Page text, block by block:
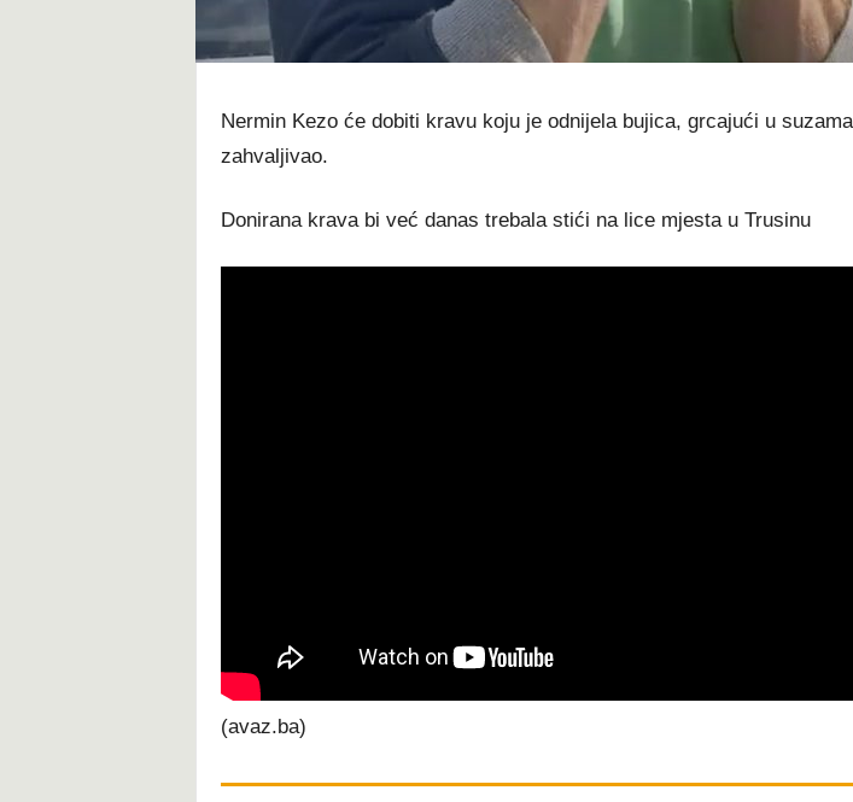
Nermin Kezo će dobiti kravu koju je odnijela bujica, grcajući u
zahvaljivao.
Donirana krava bi već danas trebala stići na lice mjesta u Trusinu
(avaz.ba)